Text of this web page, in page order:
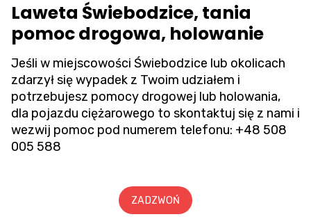
Laweta Świebodzice, tania
pomoc drogowa, holowanie
Jeśli w miejscowości Świebodzice lub okolicach
zdarzył się wypadek z Twoim udziałem i
potrzebujesz pomocy drogowej lub holowania,
dla pojazdu ciężarowego to skontaktuj się z nami i
wezwij pomoc pod numerem telefonu: +48 508
005 588
ZADZWOŃ